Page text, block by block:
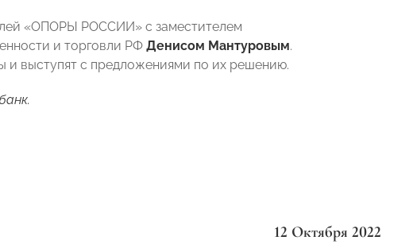
«ОПОРЫ РОССИИ» с заместителем
и торговли РФ Денисом Мантуровым.
и выступят с предложениями по их решению.
12 Октября 2022